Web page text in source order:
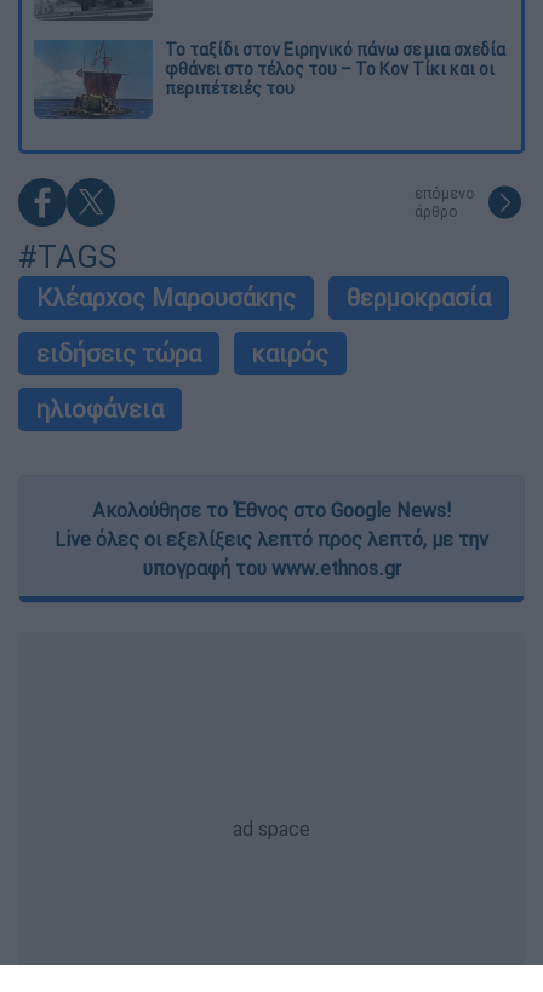
Το ταξίδι στον Ειρηνικό πάνω σε μια σχεδία
φθάνει στο τέλος του – Το Κον Τίκι και οι
περιπέτειές του
επόμενο
άρθρο
#TAGS
Κλέαρχος Μαρουσάκης
θερμοκρασία
ειδήσεις τώρα
καιρός
ηλιοφάνεια
Ακολούθησε το Έθνος στο Google News!
Live όλες οι εξελίξεις λεπτό προς λεπτό, με την
υπογραφή του www.ethnos.gr